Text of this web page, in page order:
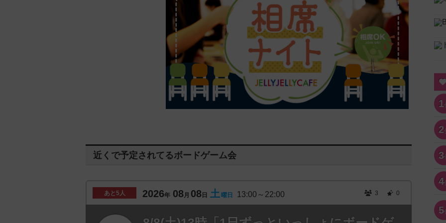
近くで予定されてるボードゲーム会
あと5人 2026年 08 月 08 日 土 曜日 13:00～22:00 3 0
1
2
3
4
5